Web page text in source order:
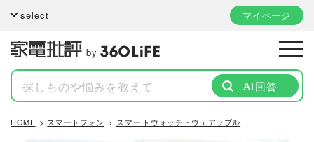
select マイページ
by
AI回答
HOME スマートフォン スマートウォッチ・ウェアラブル